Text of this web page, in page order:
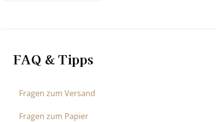
FAQ & Tipps
Fragen zum Versand
Fragen zum Papier